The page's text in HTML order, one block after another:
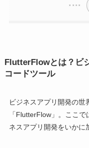
FlutterFlowとは？ビ
コードツール
ビジネスアプリ開発の
「FlutterFlow」。ここ
ネスアプリ開発をいかに